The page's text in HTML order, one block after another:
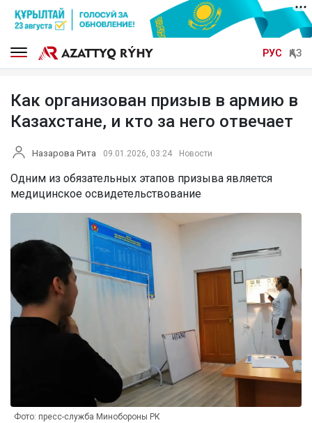
РУС ҚАЗ
Как организован призыв в армию в
Казахстане, и кто за него отвечает
Назарова Рита 09.01.2026, 03:24 Новости
Одним из обязательных этапов призыва является
медицинское освидетельствование
Фото: пресс-служба Минобороны РК